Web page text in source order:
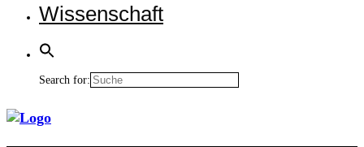
Wis­sen­schaft
Search for: